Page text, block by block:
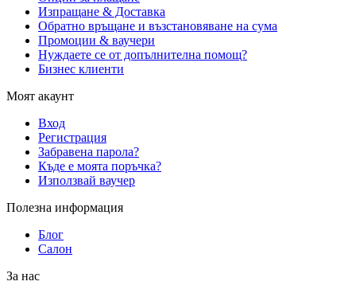
Изпращане & Доставка
Обратно връщане и възстановяване на сума
Промоции & ваучери
Нуждаете се от допълнителна помощ?
Бизнес клиенти
Моят акаунт
Вход
Регистрация
Забравена парола?
Къде е моята поръчка?
Използвай ваучер
Полезна информация
Блог
Салон
За нас